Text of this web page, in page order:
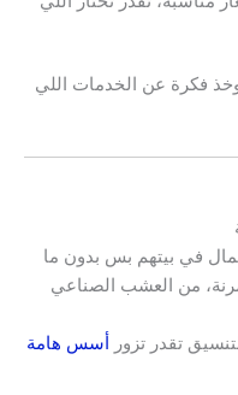
فكرة عن الخدمات اللي
في بيتهم بس بدون ما
من العشب الصناعي
تقدر تزور أسس هامة